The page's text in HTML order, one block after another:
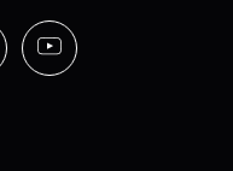
Profil
na